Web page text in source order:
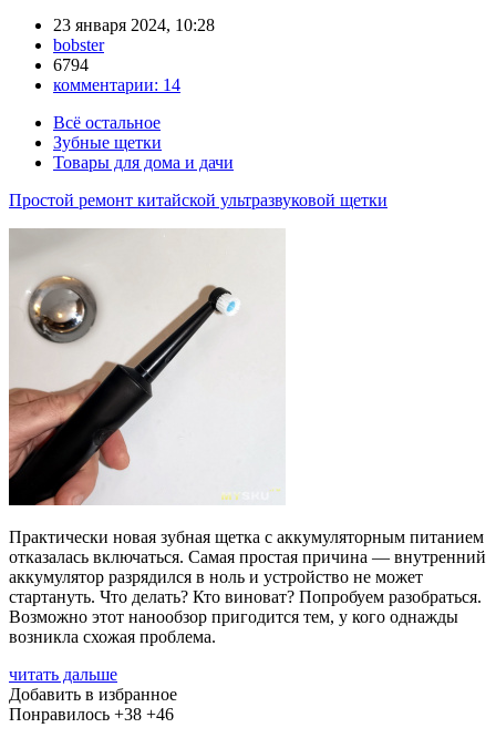
23 января 2024, 10:28
bobster
6794
комментарии: 14
Всё остальное
Зубные щетки
Товары для дома и дачи
Простой ремонт китайской ультразвуковой щетки
Практически новая зубная щетка с аккумуляторным питанием
отказалась включаться. Самая простая причина — внутренний
аккумулятор разрядился в ноль и устройство не может
стартануть. Что делать? Кто виноват? Попробуем разобраться.
Возможно этот нанообзор пригодится тем, у кого однажды
возникла схожая проблема.
читать дальше
Добавить в избранное
Понравилось +38 +46